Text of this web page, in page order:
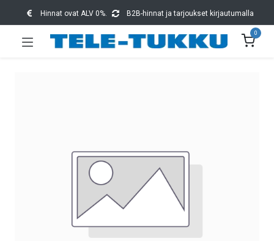
Hinnat ovat ALV 0%. B2B-hinnat ja tarjoukset kirjautumalla
0